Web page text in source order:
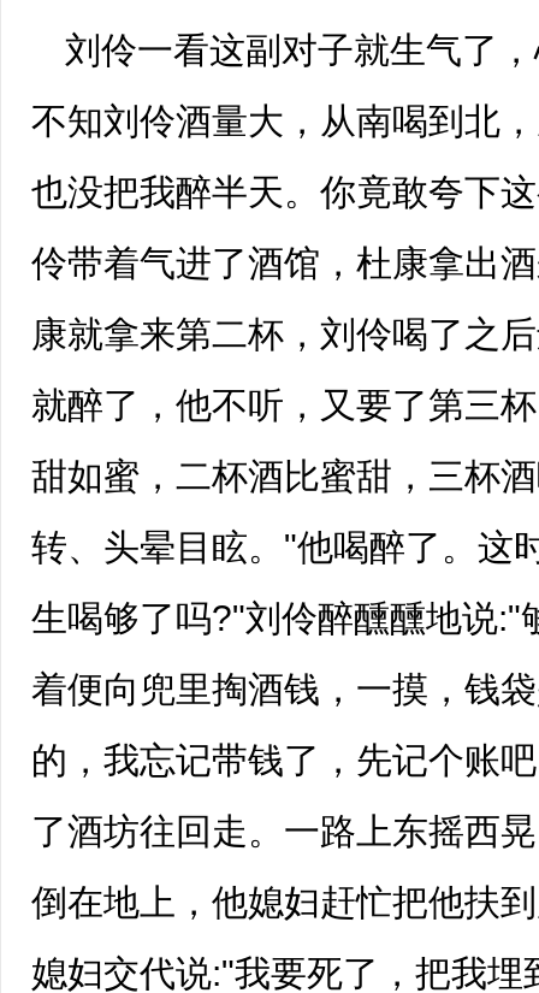
刘伶一看这副对子就生气了
不知刘伶酒量大，从南喝到北
也没把我醉半天。你竟敢夸下
伶带着气进了酒馆，杜康拿出
康就拿来第二杯，刘伶喝了之
就醉了，他不听，又要了第三
甜如蜜，二杯酒比蜜甜，三杯
转、头晕目眩。"他喝醉了。这
生喝够了吗?"刘伶醉醺醺地说
着便向兜里掏酒钱，一摸，钱
的，我忘记带钱了，先记个账
了酒坊往回走。一路上东摇西
倒在地上，他媳妇赶忙把他扶
媳妇交代说:"我要死了，把我